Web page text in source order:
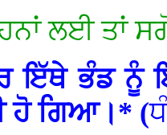
ਲਈ ਤਾਂ
ਇੱਥੇ ਭੰਡ ਨੂੰ
ਹੋ ਗਿਆ।* (